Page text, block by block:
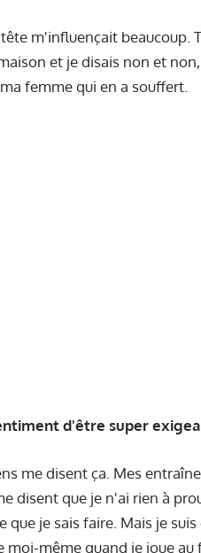
m'influençait beaucoup.
et je disais non et
femme qui en a souffert.
d'être super
me disent ça. Mes
disent que je n'ai rien à
que je sais faire. Mais je
moi-même quand je joue